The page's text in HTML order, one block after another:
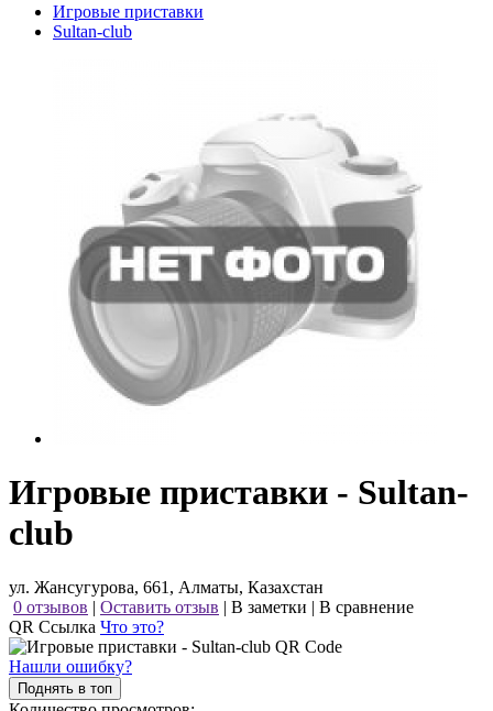
Игровые приставки
Sultan-club
Игровые приставки - Sultan-
club
ул. Жансугурова, 661, Алматы, Казахстан
0 отзывов | Оставить отзыв | В заметки | В сравнение
QR Ссылка Что это?
Нашли ошибку?
Поднять в топ